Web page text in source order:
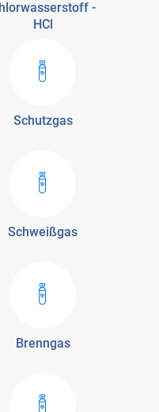
-
HCl
Schutzgas
Schweißgas
Brenngas